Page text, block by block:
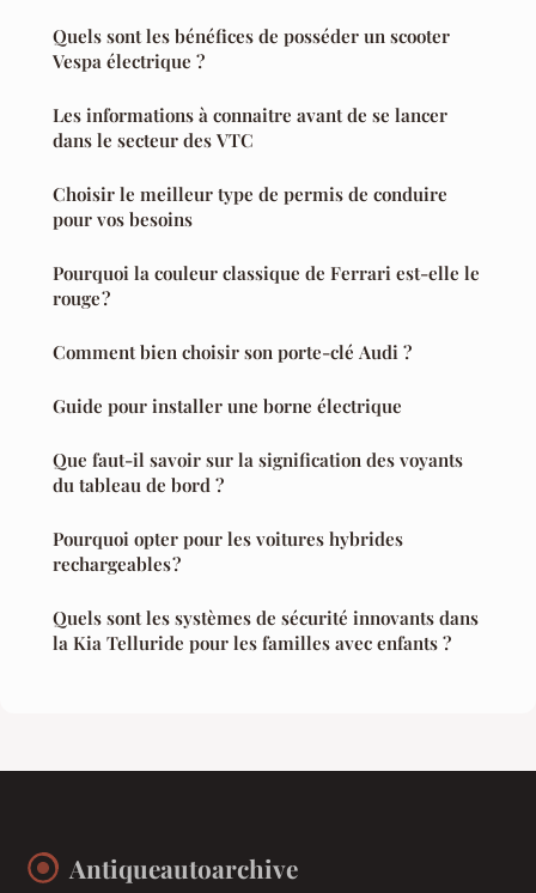
Quels sont les bénéfices de posséder un scooter
Vespa électrique ?
Les informations à connaitre avant de se lancer
dans le secteur des VTC
Choisir le meilleur type de permis de conduire
pour vos besoins
Pourquoi la couleur classique de Ferrari est-elle le
rouge ?
Comment bien choisir son porte-clé Audi ?
Guide pour installer une borne électrique
Que faut-il savoir sur la signification des voyants
du tableau de bord ?
Pourquoi opter pour les voitures hybrides
rechargeables ?
Quels sont les systèmes de sécurité innovants dans
la Kia Telluride pour les familles avec enfants ?
Antiqueautoarchive